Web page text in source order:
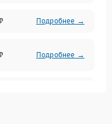
Подробнее →
Подробнее →